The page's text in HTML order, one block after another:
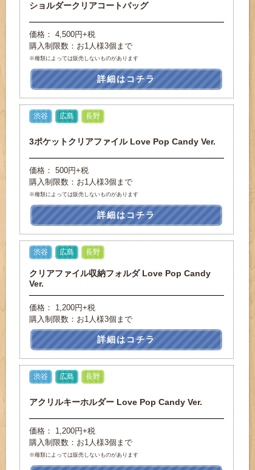
ショルダークリアコートバッグ
価格： 4,500円+税
購入制限数：お1人様3個まで
※種類によっては販売しないものがあります
詳細はコチラ
渋谷 広島 長野
3ポケットクリアファイル Love Pop Candy Ver.
価格： 500円+税
購入制限数：お1人様3個まで
※種類によっては販売しないものがあります
詳細はコチラ
渋谷 広島 長野
クリアファイル収納フォルダ Love Pop Candy
Ver.
価格： 1,200円+税
購入制限数：お1人様3個まで
詳細はコチラ
渋谷 広島 長野
アクリルキーホルダー Love Pop Candy Ver.
価格： 1,200円+税
購入制限数：お1人様3個まで
※種類によっては販売しないものがあります